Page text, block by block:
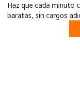
Haz que cada minuto
baratas, sin cargos